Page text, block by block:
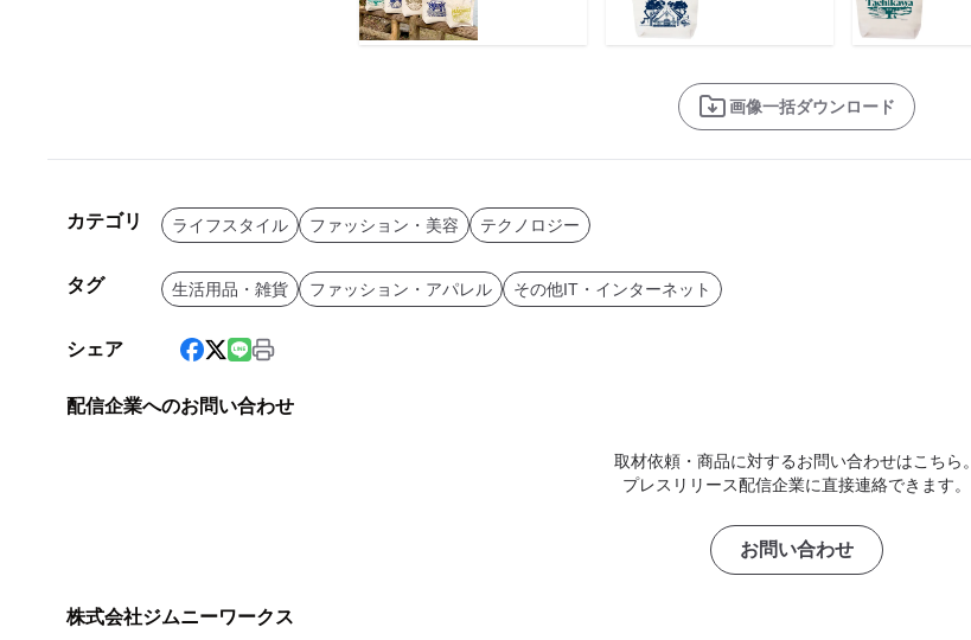
画像一括ダウンロード
カテゴリ ライフスタイル ファッション・美容 テクノロジー
タグ 生活用品・雑貨 ファッション・アパレル その他IT・インターネット
シェア
配信企業へのお問い合わせ
取材依頼・商品に対するお問い合わせはこちら。
プレスリリース配信企業に直接連絡できます。
お問い合わせ
株式会社ジムニーワークス